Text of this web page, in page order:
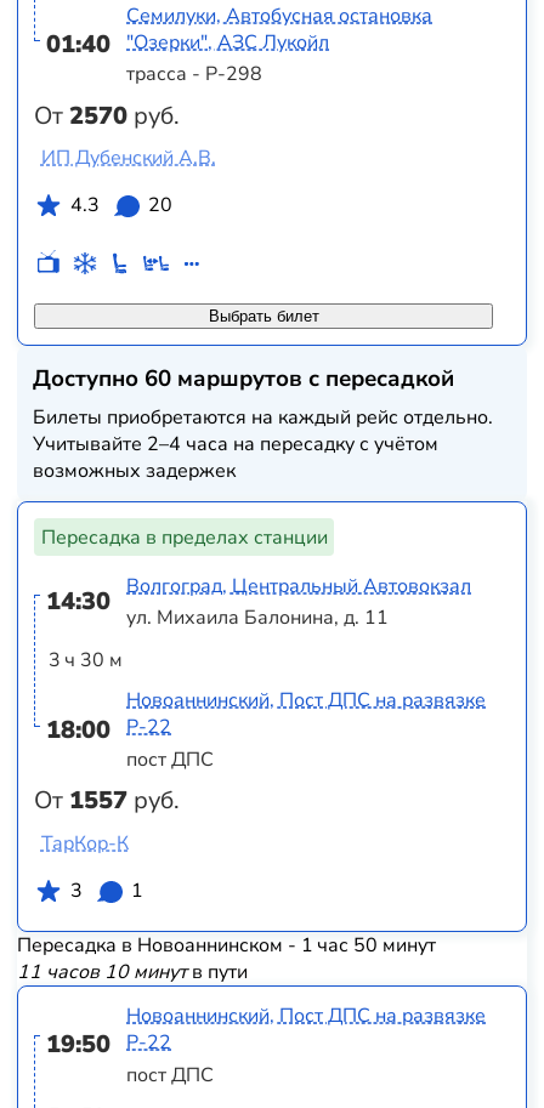
01:40
От2570 руб.
Семилуки, Автобусная остановка
"Озерки", АЗС Лукойл
трасса - Р-298
Выбрать билет
ИП Дубенский А.В.
4.3
20
Доступно 60 маршрутов с пересадкой
Билеты приобретаются на каждый рейс отдельно.
Учитывайте 2–4 часа на пересадку с учётом
возможных задержек
Пересадка в пределах станции
14:30
3 ч 30 м
18:00
От 1557 руб.
Волгоград, Центральный Автовокзал
ул. Михаила Балонина, д. 11
Новоаннинский, Пост ДПС на развязке
Р-22
пост ДПС
ТарКор-К
3
1
Пересадка в Новоаннинском - 1 час 50 минут
11 часов 10 минутв пути
19:50
Новоаннинский, Пост ДПС на развязке
Р-22
пост ДПС